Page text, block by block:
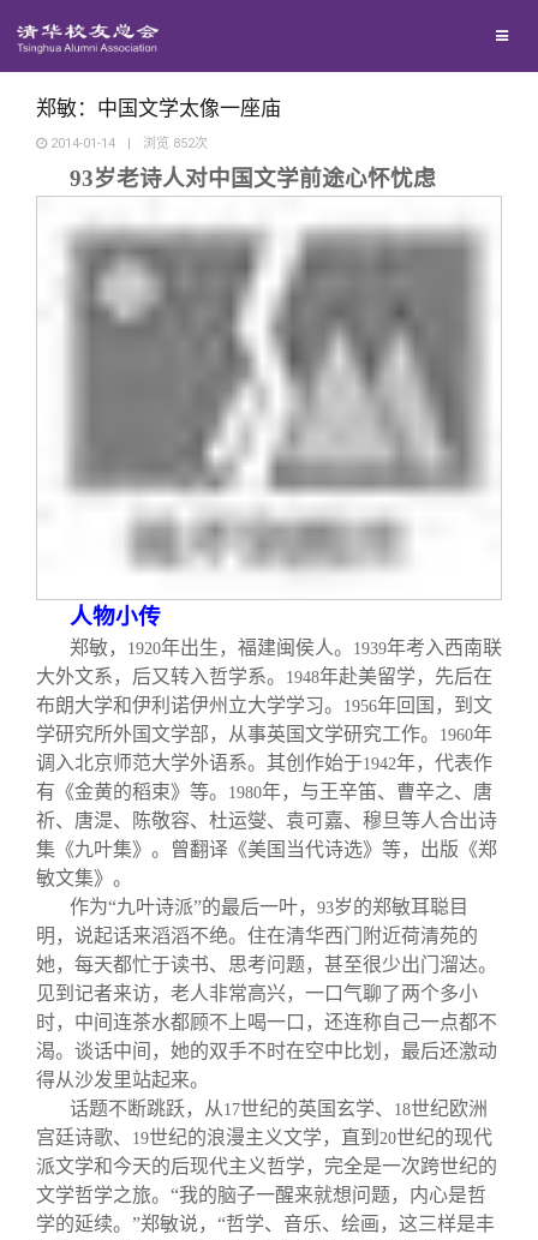
地区联络
年级联络
院系校友工作
兴趣群体
西南联大校友会
回馈母校
捐赠项目
捐赠新闻
捐赠方法
义工计划
媒体平台
《清华校友通讯》
我要订阅
新媒体平台
百年清华
清华故事
青春风采
校友视界
终身学习
信息化服务
校友总会
总会简介
理事会名单
制度法规
联系我们
郑敏：中国文学太像一座庙
2014-01-14 | 浏览 852次
93岁老诗人对中国文学前途心怀忧虑
人物小传
郑敏， 1920年出生，福建闽侯人。 1939年考入西南联
大外文系，后又转入哲学系。
1948年赴美留学，先后在
布朗大学和伊利诺伊州立大学学习。
1956年回国，到文
学研究所外国文学部，从事英国文学研究工作。
1960年
调入北京师范大学外语系。其创作始于1942年，代表作
有《金黄的稻束》等。
1980年，与王辛笛、曹辛之、唐
祈、唐湜、陈敬容、杜运燮、袁可嘉、穆旦等人合出诗
集《九叶集》。曾翻译《美国当代诗选》等，出版《郑
敏文集》。
作为“九叶诗派”的最后一叶， 93岁的郑敏耳聪目
明，说起话来滔滔不绝。住在清华西门附近荷清苑的
她，每天都忙于读书、思考问题，甚至很少出门溜达。
见到记者来访，老人非常高兴，一口气聊了两个多小
时，中间连茶水都顾不上喝一口，还连称自己一点都不
渴。谈话中间，她的双手不时在空中比划，最后还激动
得从沙发里站起来。
话题不断跳跃，从 17世纪的英国玄学、 18世纪欧洲
宫廷诗歌、
19世纪的浪漫主义文学，直到 20世纪的现代
派文学和今天的后现代主义哲学，完全是一次跨世纪的
文学哲学之旅。“我的脑子一醒来就想问题，内心是哲
学的延续。”郑敏说，“哲学、音乐、绘画，这三样是丰